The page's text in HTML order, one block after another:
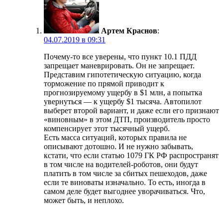
Артем Краснов:
04.07.2019 в 09:31
Почему-то все уверены, что пункт 10.1 ПДД
запрещает маневрировать. Он не запрещает.
Представим гипотетическую ситуацию, когда
торможение по прямой приводит к
прогнозируемому ущербу в $1 млн, а попытка
увернуться — к ущербу $1 тысяча. Автопилот
выберет второй вариант, и даже если его признают
«виновным» в этом ДТП, производитель просто
компенсирует этот тысячный ущерб.
Есть масса ситуаций, которых правила не
описывают дотошно. И не нужно забывать,
кстати, что если статью 1079 ГК РФ распространят
в том числе на водителей-роботов, они будут
платить в том числе за сбитых пешеходов, даже
если те виноваты изначально. То есть, иногда в
самом деле будет выгоднее уворачиваться. Что,
может быть, и неплохо.